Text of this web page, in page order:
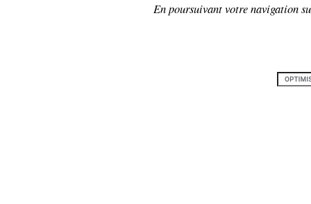
En poursuivant votre navigation